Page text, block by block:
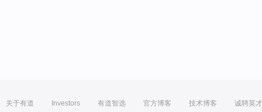
关于有道 Investors 有道智选 官方博客 技术博客 诚聘英才